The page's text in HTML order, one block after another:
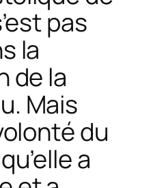
pas
la
de la
Mais
du
a